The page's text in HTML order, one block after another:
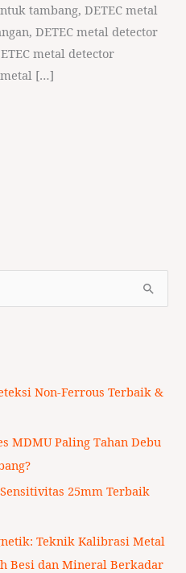
tambang, DETEC metal
DETEC metal detector
metal detector
metal […]
Non-Ferrous Terbaik &
MDMU Paling Tahan Debu
25mm Terbaik
Teknik Kalibrasi Metal
Besi dan Mineral Berkadar